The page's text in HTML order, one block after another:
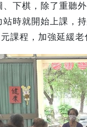
下棋，除了重聽外
時就開始上課，
課程，加強延緩老